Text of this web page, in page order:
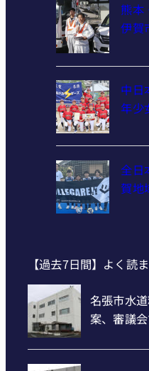
熊本
伊賀
中日
年少
全日
賀地
【過去7日間】よく読